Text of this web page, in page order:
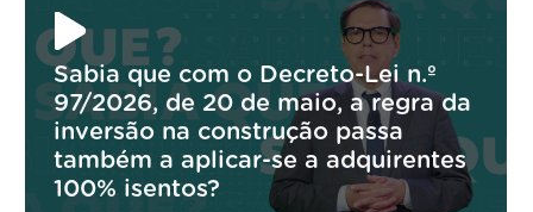
Sabia que com o Decreto-Lei n.º
97/2026, de 20 de maio, a regra da
inversão na construção passa
também a aplicar-se a adquirentes
100% isentos?